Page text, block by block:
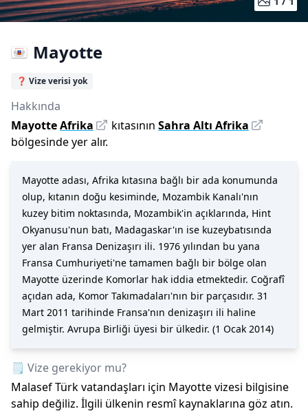
Mayotte
❓ Vize verisi yok
Hakkında
MayotteAfrika kıtasının Sahra Altı Afrika
bölgesinde yer alır.
Mayotte adası, Afrika kıtasına bağlı bir ada konumunda
olup, kıtanın doğu kesiminde, Mozambik Kanalı'nın
kuzey bitim noktasında, Mozambik'in açıklarında, Hint
Okyanusu'nun batı, Madagaskar'ın ise kuzeybatısında
yer alan Fransa Denizaşırı ili. 1976 yılından bu yana
Fransa Cumhuriyeti'ne tamamen bağlı bir bölge olan
Mayotte üzerinde Komorlar hak iddia etmektedir. Coğrafî
açıdan ada, Komor Takımadaları'nın bir parçasıdır. 31
Mart 2011 tarihinde Fransa'nın denizaşırı ili haline
gelmiştir. Avrupa Birliği üyesi bir ülkedir. (1 Ocak 2014)
🗒️ Vize gerekiyor mu?
Malasef Türk vatandaşları için Mayottevizesi bilgisine
sahip değiliz. İlgili ülkenin resmî kaynaklarına göz atın.